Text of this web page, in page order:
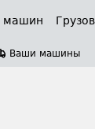
машин
Ваши машины